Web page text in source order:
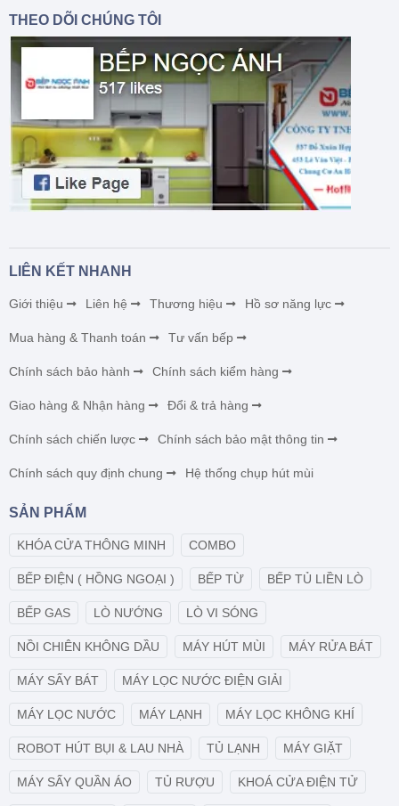
THEO DÕI CHÚNG TÔI
LIÊN KẾT NHANH
Giới thiệu Liên hệ Thương hiệu Hồ sơ năng lực
Mua hàng & Thanh toán Tư vấn bếp
Chính sách bảo hành Chính sách kiểm hàng
Giao hàng & Nhận hàng Đổi & trả hàng
Chính sách chiến lược Chính sách bảo mật thông tin
Chính sách quy định chung Hệ thống chụp hút mùi
SẢN PHẨM
KHÓA CỬA THÔNG MINH COMBO
BẾP ĐIỆN ( HỒNG NGOẠI ) BẾP TỪ BẾP TỦ LIỀN LÒ
BẾP GAS LÒ NƯỚNG LÒ VI SÓNG
NỒI CHIÊN KHÔNG DẦU MÁY HÚT MÙI MÁY RỬA BÁT
MÁY SẤY BÁT MÁY LỌC NƯỚC ĐIỆN GIẢI
MÁY LỌC NƯỚC MÁY LẠNH MÁY LỌC KHÔNG KHÍ
ROBOT HÚT BỤI & LAU NHÀ TỦ LẠNH MÁY GIẶT
MÁY SẤY QUẦN ÁO TỦ RƯỢU KHOÁ CỬA ĐIỆN TỬ